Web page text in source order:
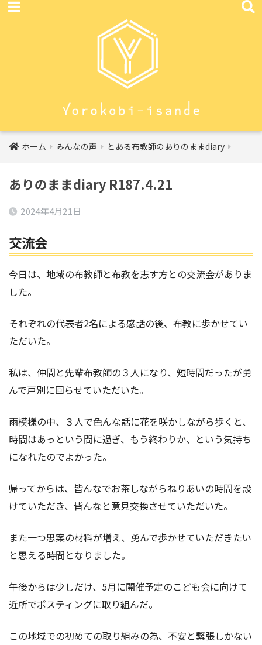
ホーム みんなの声 とある布教師のありのままdiary
ありのままdiary R187.4.21
2024年4月21日
交流会
今日は、地域の布教師と布教を志す方との交流会がありま
した。
それぞれの代表者2名による感話の後、布教に歩かせてい
ただいた。
私は、仲間と先輩布教師の３人になり、短時間だったが勇
んで戸別に回らせていただいた。
雨模様の中、３人で色んな話に花を咲かしながら歩くと、
時間はあっという間に過ぎ、もう終わりか、という気持ち
になれたのでよかった。
帰ってからは、皆んなでお茶しながらねりあいの時間を設
けていただき、皆んなと意見交換させていただいた。
また一つ思案の材料が増え、勇んで歩かせていただきたい
と思える時間となりました。
午後からは少しだけ、5月に開催予定のこども会に向けて
近所でポスティングに取り組んだ。
この地域での初めての取り組みの為、不安と緊張しかない